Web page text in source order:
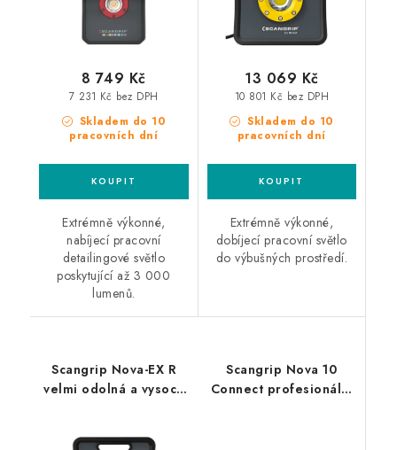
Skladem do 10
pracovních dní
7 231 Kč bez DPH
8 749 Kč
Extrémně výkonné,
nabíjecí pracovní
detailingové světlo
poskytující až 3 000
lumenů.
Skladem do 10
pracovních dní
10 801 Kč bez DPH
13 069 Kč
Extrémně výkonné,
dobíjecí pracovní světlo
do výbušných prostředí.
Scangrip Nova-EX R
velmi odolná a vysoce
Scangrip Nova 10
Connect profesionální